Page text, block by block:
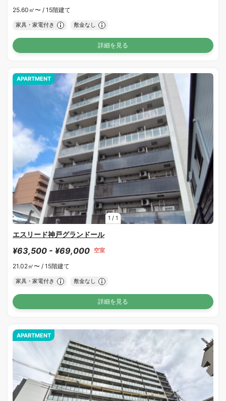
25.60㎡〜 / 15階建て
家具・家電付き 敷金なし
詳細を見る
1 / 1
APARTMENT
エスリード神戸グランドール
¥63,500 - ¥69,000 空室
21.02㎡〜 / 15階建て
家具・家電付き 敷金なし
詳細を見る
APARTMENT